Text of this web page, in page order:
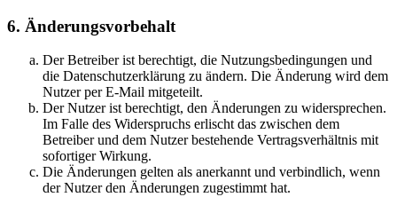
6. Änderungsvorbehalt
Der Betreiber ist berechtigt, die Nutzungsbedingungen und
die Datenschutzerklärung zu ändern. Die Änderung wird dem
Nutzer per E-Mail mitgeteilt.
Der Nutzer ist berechtigt, den Änderungen zu widersprechen.
Im Falle des Widerspruchs erlischt das zwischen dem
Betreiber und dem Nutzer bestehende Vertragsverhältnis mit
sofortiger Wirkung.
Die Änderungen gelten als anerkannt und verbindlich, wenn
der Nutzer den Änderungen zugestimmt hat.